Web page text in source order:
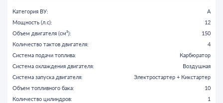
Категория ВУ:
A
Мощность (л.с):
12
Объем двигателя (см³):
150
Количество тактов двигателя:
4
Система подачи топлива:
Карбюратор
Система охлаждения двигателя:
Воздушная
Система запуска двигателя:
Электростартер + Кикстартер
Объем топливного бака:
10
Количество цилиндров:
1